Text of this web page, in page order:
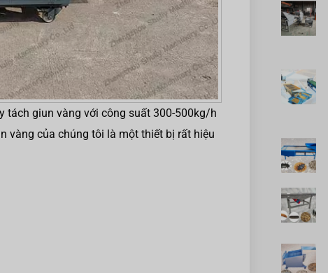
tách giun vàng với công suất 300-500kg/h
vàng của chúng tôi là một thiết bị rất hiệu